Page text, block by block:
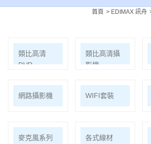
首頁 EDIMAX 訊舟
類比高清
DVR
類比高清攝
影機
網路攝影機 WIFI套裝
麥克風系列 各式線材